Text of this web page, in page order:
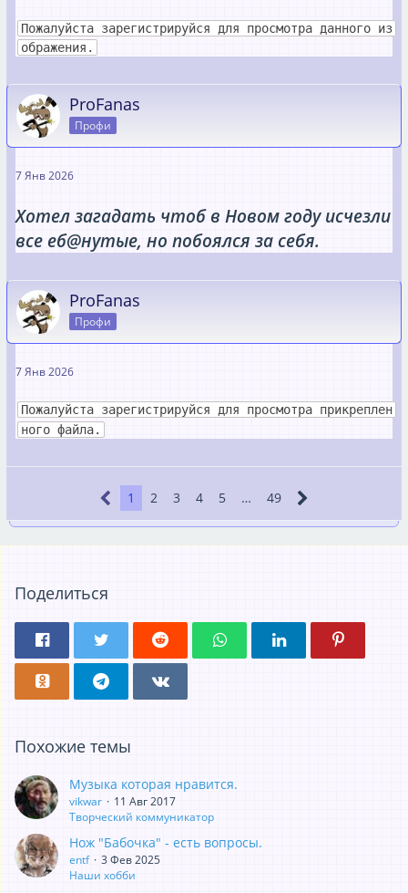
Пожалуйста зарегистрируйся для просмотра данного из
ображения.
ProFanas
Профи
7 Янв 2026
Хотел загадать чтоб в Новом году исчезли
все еб@нутые, но побоялся за себя.
ProFanas
Профи
7 Янв 2026
Пожалуйста зарегистрируйся для просмотра прикреплен
ного файла.
1 2 3 4 5 … 49
Поделиться
Похожие темы
Музыка которая нравится.
vikwar
11 Авг 2017
Творческий коммуникатор
Нож "Бабочка" - есть вопросы.
entf
3 Фев 2025
Наши хобби